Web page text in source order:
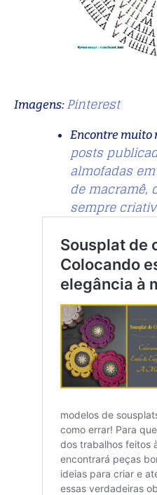
Imagens:Pinterest
Encontre muito
posts
almofadas
de macramê,
sempre